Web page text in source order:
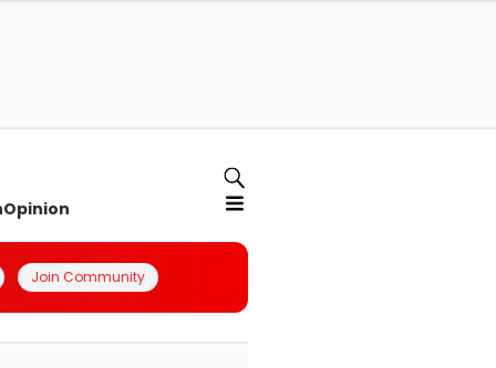
Opinion
Join Community